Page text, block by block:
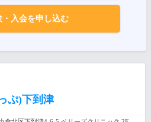
・入会を申し込む
ぷ)下到津